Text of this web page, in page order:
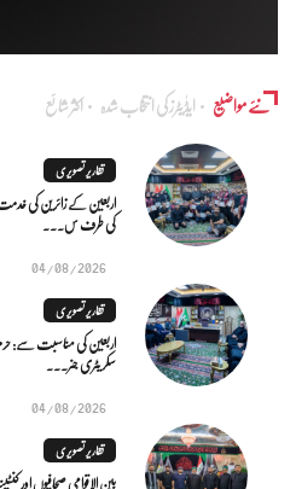
نئے مواضیع ایڈٰیٹرز کی انتخاب شدہ اکثر شائع
تقاریر تصویری
اربعین کے زائرین کی
کی طرف س...
04/08/2026
تقاریر تصویری
اربعین کی مناسبت سے:
سکریٹری جنر...
04/08/2026
تقاریر تصویری